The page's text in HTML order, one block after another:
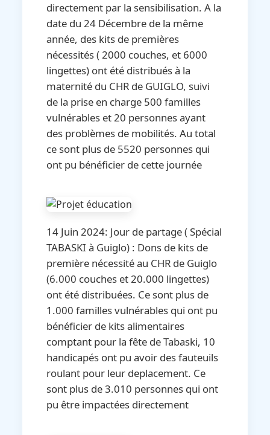
directement par la sensibilisation. A la
date du 24 Décembre de la même
année, des kits de premières
nécessités ( 2000 couches, et 6000
lingettes) ont été distribués à la
maternité du CHR de GUIGLO, suivi
de la prise en charge 500 familles
vulnérables et 20 personnes ayant
des problèmes de mobilités. Au total
ce sont plus de 5520 personnes qui
ont pu bénéficier de cette journée
14 Juin 2024: Jour de partage ( Spécial
TABASKI à Guiglo) : Dons de kits de
première nécessité au CHR de Guiglo
(6.000 couches et 20.000 lingettes)
ont été distribuées. Ce sont plus de
1.000 familles vulnérables qui ont pu
bénéficier de kits alimentaires
comptant pour la fête de Tabaski, 10
handicapés ont pu avoir des fauteuils
roulant pour leur deplacement. Ce
sont plus de 3.010 personnes qui ont
pu être impactées directement